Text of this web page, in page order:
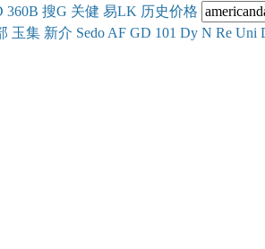
360B 搜G 关健 易LK 历史价格
玉集 新介 Sedo AF GD 101 Dy N Re Uni